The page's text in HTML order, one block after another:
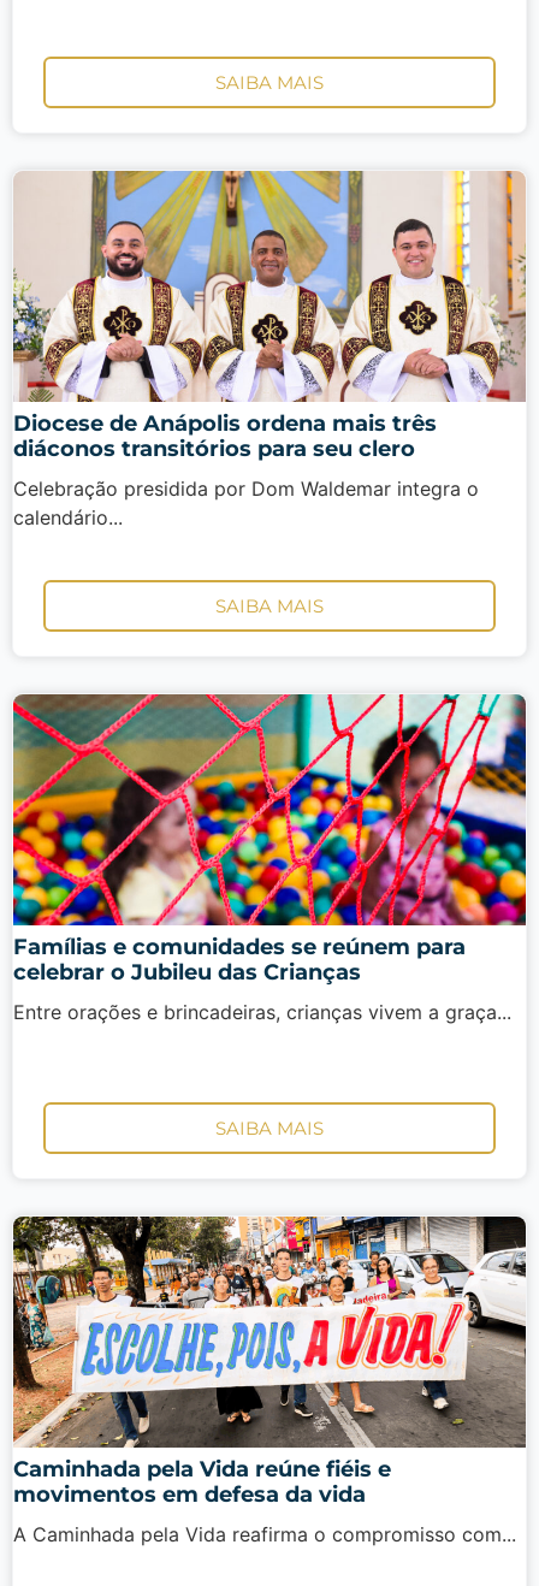
SAIBA MAIS
Diocese de Anápolis ordena mais três
diáconos transitórios para seu clero
Celebração presidida por Dom Waldemar integra o
calendário...
SAIBA MAIS
Famílias e comunidades se reúnem para
celebrar o Jubileu das Crianças
Entre orações e brincadeiras, crianças vivem a graça...
SAIBA MAIS
Caminhada pela Vida reúne fiéis e
movimentos em defesa da vida
A Caminhada pela Vida reafirma o compromisso com...